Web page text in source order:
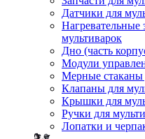
Датчики для
мультиварок
Дно (часть
Модули
Мерные стаканы
Клапаны для
Крышки для
Ручки для
Лопатки и